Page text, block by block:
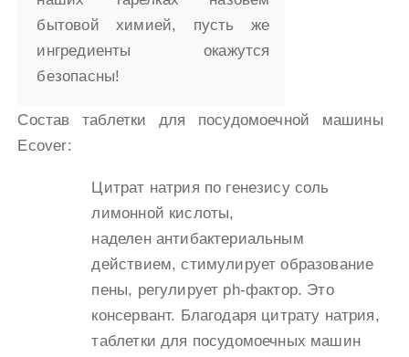
бытовой химией, пусть же
ингредиенты окажутся
безопасны!
Состав таблетки для посудомоечной машины
Ecover:
Цитрат натрия по генезису соль
лимонной кислоты,
наделен антибактериальным
действием, стимулирует образование
пены, регулирует ph-фактор. Это
консервант. Благодаря цитрату натрия,
таблетки для посудомоечных машин